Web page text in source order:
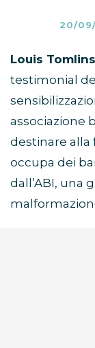
20/
Louis
testimonial
associazione
destinare alla
occupa dei
dall’ABI, una